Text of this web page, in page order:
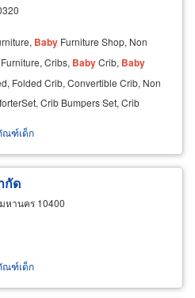
Baby Furniture Shop, Non
Furniture, Cribs, BabyCrib, Baby
Folded Crib, Convertible Crib, Non
Crib Bumpers Set, Crib
ณฑ์เด็ก
กัด
หานคร 10400
ณฑ์เด็ก